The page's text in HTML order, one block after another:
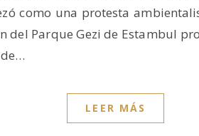
como una protesta
del Parque Gezi de Estambul
LEER MÁS